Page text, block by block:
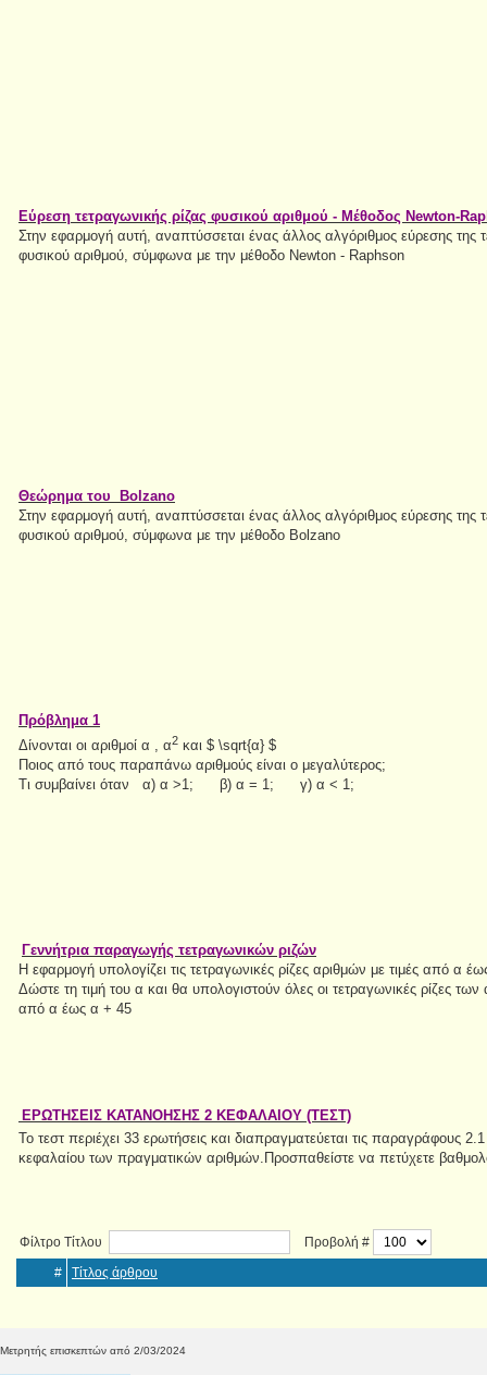
Εύρεση τετραγωνικής ρίζας φυσικού αριθμού - Μέθοδος Newton-
Στην εφαρμογή αυτή, αναπτύσσεται ένας άλλος αλγόριθμος εύρεσης της
φυσικού αριθμού, σύμφωνα με την μέθοδο Newton - Raphson
Θεώρημα του Βοlzano
Στην εφαρμογή αυτή, αναπτύσσεται ένας άλλος αλγόριθμος εύρεσης της
φυσικού αριθμού, σύμφωνα με την μέθοδο Bolzano
Πρόβλημα 1
Δίνονται οι αριθμοί α , α2 και $ \sqrt{α} $
Ποιος από τους παραπάνω αριθμούς είναι ο μεγαλύτερος;
Τι συμβαίνει όταν α) α >1; β) α = 1; γ) α < 1;
Γεννήτρια παραγωγής τετραγωνικών ριζών
Η εφαρμογή υπολογίζει τις τετραγωνικές ρίζες αριθμών με τιμές από α
Δώστε τη τιμή του α και θα υπολογιστούν όλες οι τετραγωνικές ρίζες των
από α έως α + 45
EΡΩΤΗΣΕΙΣ ΚΑΤΑΝΟΗΣΗΣ 2 ΚΕΦΑΛΑΙΟΥ (ΤΕΣΤ)
Το τεστ περιέχει 33 ερωτήσεις και διαπραγματεύεται τις παραγράφους
κεφαλαίου των πραγματικών αριθμών.Προσπαθείστε να πετύχετε
Φίλτρο Τίτλου
Προβολή #
#
Τίτλος άρθρου
Μετρητής επισκεπτών από 2/03/2024